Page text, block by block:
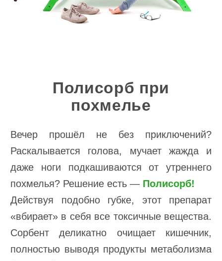
Полисорб при
похмелье
Вечер прошёл не без приключений?
Раскалывается голова, мучает жажда и
даже ноги подкашиваются от утреннего
похмелья? Решение есть — Полисорб!
Действуя подобно губке, этот препарат
«вбирает» в себя все токсичные вещества.
Сорбент деликатно очищает кишечник,
полностью выводя продукты метаболизма